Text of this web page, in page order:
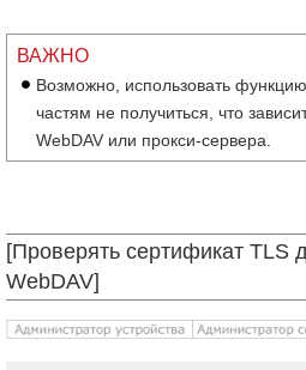
ВАЖНО
Возможно, использовать
частям не получиться, что
WebDAV или прокси-сервера.
[Проверять сертификат TLS
WebDAV]